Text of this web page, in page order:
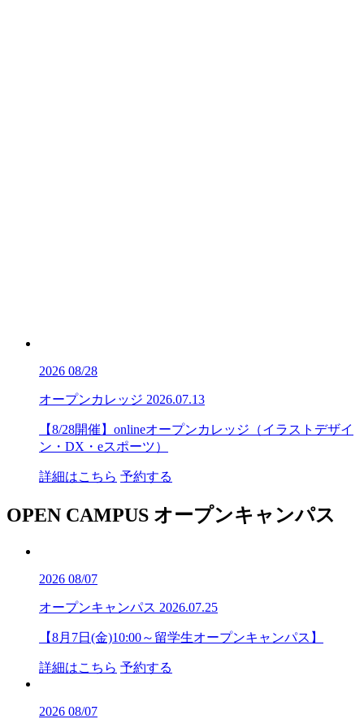
2026 08/28
オープンカレッジ 2026.07.13
【8/28開催】onlineオープンカレッジ（イラストデザイ
ン・DX・eスポーツ）
詳細はこちら 予約する
OPEN CAMPUS オープンキャンパス
2026 08/07
オープンキャンパス 2026.07.25
【8月7日(金)10:00～留学生オープンキャンパス】
詳細はこちら 予約する
2026 08/07